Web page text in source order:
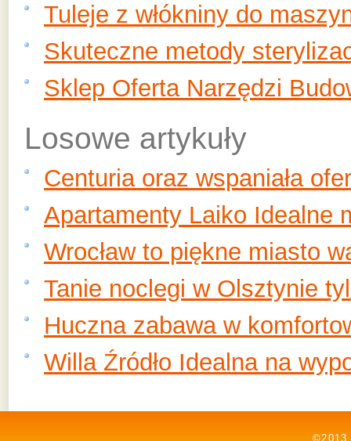
Tuleje z włókniny do
Skuteczne metody
Sklep Oferta Narzędzi
Losowe artykuły
Centuria oraz wspaniała
Apartamenty Laiko Idealne
Wrocław to piękne miasto
Tanie noclegi w Olsztynie
Huczna zabawa w
Willa Źródło Idealna na
©2013